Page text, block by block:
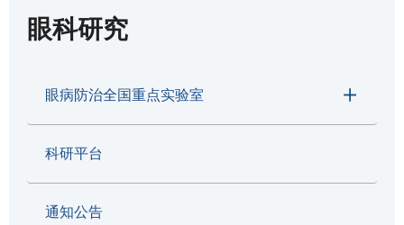
眼科研究
眼病防治全国重点实验室
科研平台
通知公告